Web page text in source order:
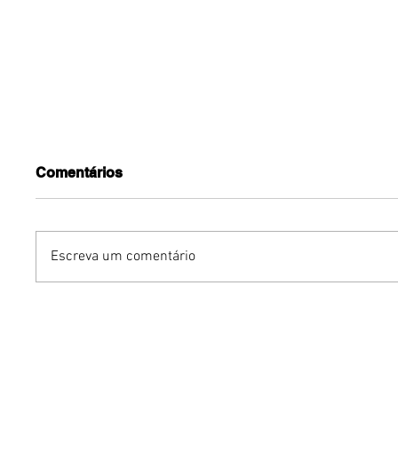
Comentários
Escreva um comentário